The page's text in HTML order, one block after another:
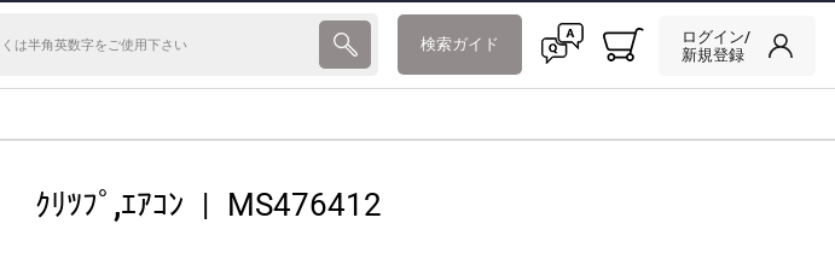
検索ガイド
ログイン/
新規登録
ｸﾘﾂﾌﾟ,ｴｱｺﾝ | MS476412